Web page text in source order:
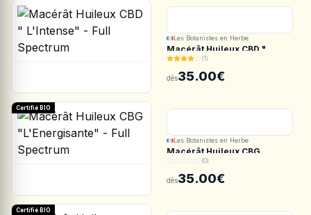
Les Botanistes en Herbe
Macérât Huileux CBD "
L'Intense" - Full Spectrum
(1)
dès35.00€
Certifié BIO
Les Botanistes en Herbe
Macérât Huileux CBG
"L'Energisante" - Full
Spectrum
(0)
dès35.00€
Certifié BIO